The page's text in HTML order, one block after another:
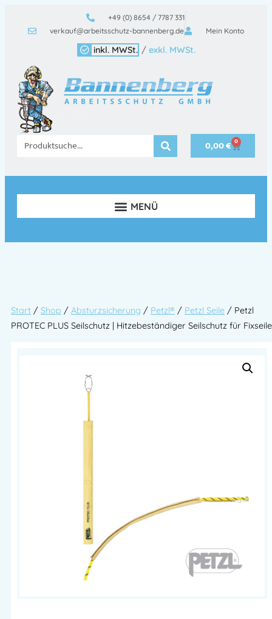
+49 (0) 8654 / 7787 331
verkauf@arbeitsschutz-bannenberg.de
Mein Konto
inkl. MWSt. / exkl. MWSt.
0,00€ 0
Start / Shop / Absturzsicherung / Petzl® / Petzl Seile / Petzl
PROTEC PLUS Seilschutz | Hitzebeständiger Seilschutz für Fixseile